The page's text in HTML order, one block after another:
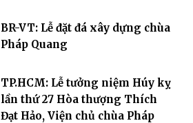
BR-VT: Lễ đặt đá xây dựng chùa
Pháp Quang
TP.HCM: Lễ tưởng niệm Húy kỵ
lần thứ 27 Hòa thượng Thích
Đạt Hảo, Viện chủ chùa Pháp